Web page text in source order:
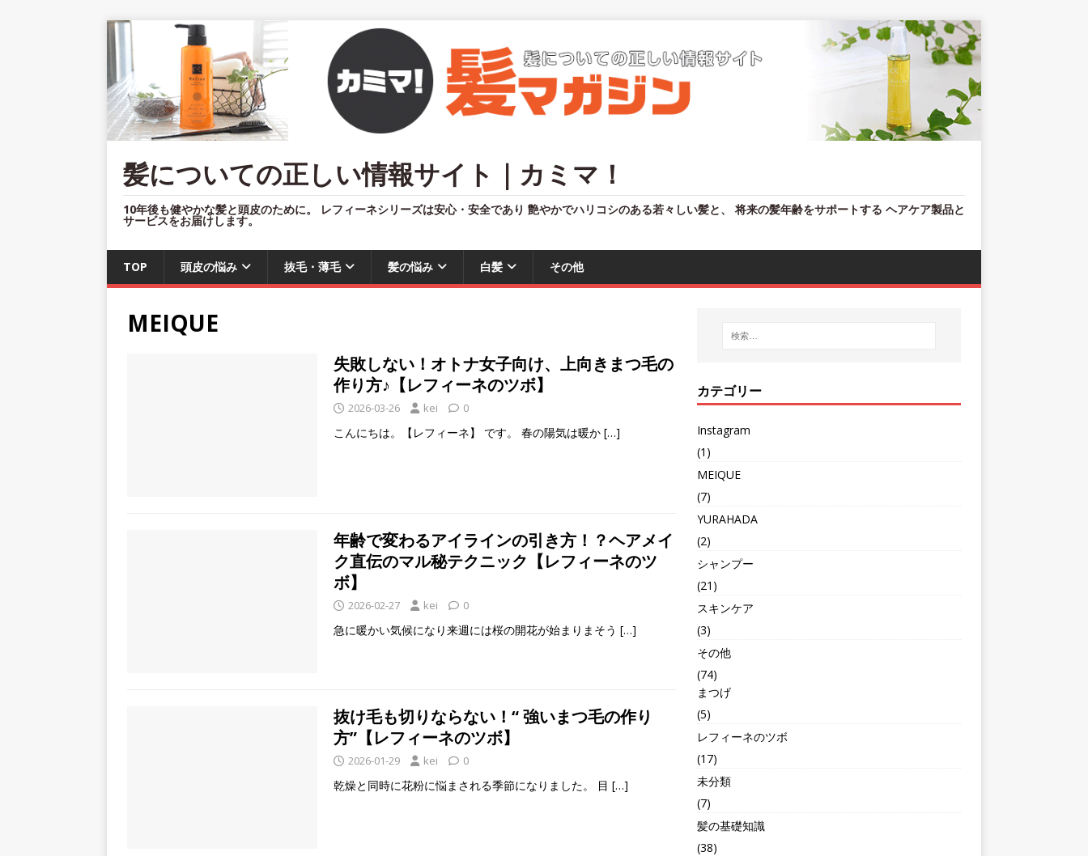
髪についての正しい情報サイト｜カミマ！
10年後も健やかな髪と頭皮のために。 レフィーネシリーズは安心・安全であり 艶やかでハリコシのある若々しい髪と、 将来の髪年齢をサポートする ヘアケア製品と
サービスをお届けします。
TOP 頭皮の悩み 抜毛・薄毛 髪の悩み 白髪 その他
MEIQUE
失敗しない！オトナ女子向け、上向きまつ毛の
作り方♪【レフィーネのツボ】
2026-03-26 kei 0
こんにちは。【レフィーネ】 です。 春の陽気は暖か […]
年齢で変わるアイラインの引き方！？ヘアメイ
ク直伝のマル秘テクニック【レフィーネのツ
ボ】
2026-02-27 kei 0
急に暖かい気候になり来週には桜の開花が始まりまそう […]
抜け毛も切りならない！“ 強いまつ毛の作り
方”【レフィーネのツボ】
2026-01-29 kei 0
乾燥と同時に花粉に悩まされる季節になりました。 目 […]
カテゴリー
Instagram
(1)
MEIQUE
(7)
YURAHADA
(2)
シャンプー
(21)
スキンケア
(3)
その他
(74)
まつげ
(5)
レフィーネのツボ
(17)
未分類
(7)
髪の基礎知識
(38)